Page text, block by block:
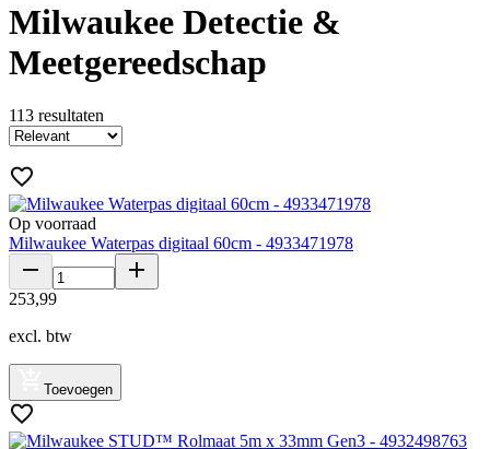
Milwaukee Detectie &
Meetgereedschap
113 resultaten
Op voorraad
Milwaukee Waterpas digitaal 60cm - 4933471978
253,99
excl. btw
Toevoegen